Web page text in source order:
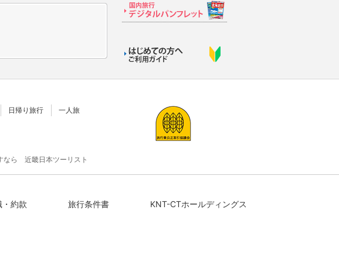
日帰り旅行 一人旅
なら 近畿日本ツーリスト
・約款 旅行条件書 KNT-CTホールディングス